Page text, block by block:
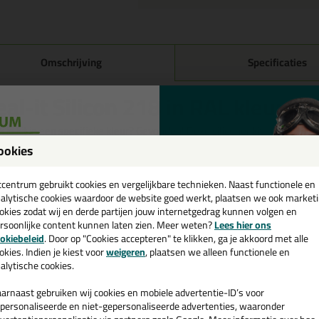
Omschrijving Specificaties
it Silicon 218 in RAL kleur in
je kit in een specifieke kleur? Gevonden! Deze siliconenkit in ral kleur
voor verschillende toepassingen. Een duurzame en
kleur zoekt met gegarandeerd een topresultaat. Bestel de
je meer weten over de toepassing en kenmerken van dit product?Lees
& tricks voor Seal-it Silicon 218 in RAL
volgende blogs wordt dit product gebruikt:
Welke kit heb ik nodig voor mijn badkamer?
gebruikt cookies en vergelijkbare technieken. Naast functionele en
cookies waardoor de website goed werkt, plaatsen we ook
zodat wij en derde partijen jouw internetgedrag kunnen volgen en
content kunnen laten zien. Meer weten?Lees hier ons
. Door op "Cookies accepteren" te klikken, ga je akkoord met alle
Indien je kiest voorweigeren, plaatsen we alleen functionele en
cookies.
gebruiken wij cookies en mobiele advertentie-ID’s voor
en niet-gepersonaliseerde advertenties, waaronder
💚
en ontvang een
€35,-bij je eerste bestelling!